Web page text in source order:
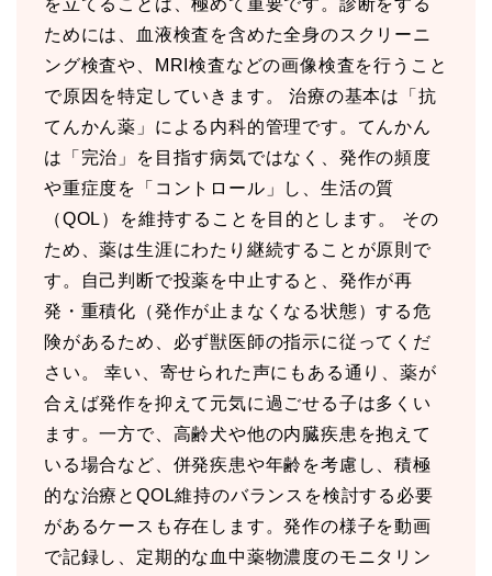
ためには、血液検査を含めた全身のスクリーニ
ング検査や、MRI検査などの画像検査を行うこと
で原因を特定していきます。 治療の基本は「抗
てんかん薬」による内科的管理です。てんかん
は「完治」を目指す病気ではなく、発作の頻度
や重症度を「コントロール」し、生活の質
（QOL）を維持することを目的とします。 その
ため、薬は生涯にわたり継続することが原則で
す。自己判断で投薬を中止すると、発作が再
発・重積化（発作が止まなくなる状態）する危
険があるため、必ず獣医師の指示に従ってくだ
さい。 幸い、寄せられた声にもある通り、薬が
合えば発作を抑えて元気に過ごせる子は多くい
ます。一方で、高齢犬や他の内臓疾患を抱えて
いる場合など、併発疾患や年齢を考慮し、積極
的な治療とQOL維持のバランスを検討する必要
があるケースも存在します。発作の様子を動画
で記録し、定期的な血中薬物濃度のモニタリン